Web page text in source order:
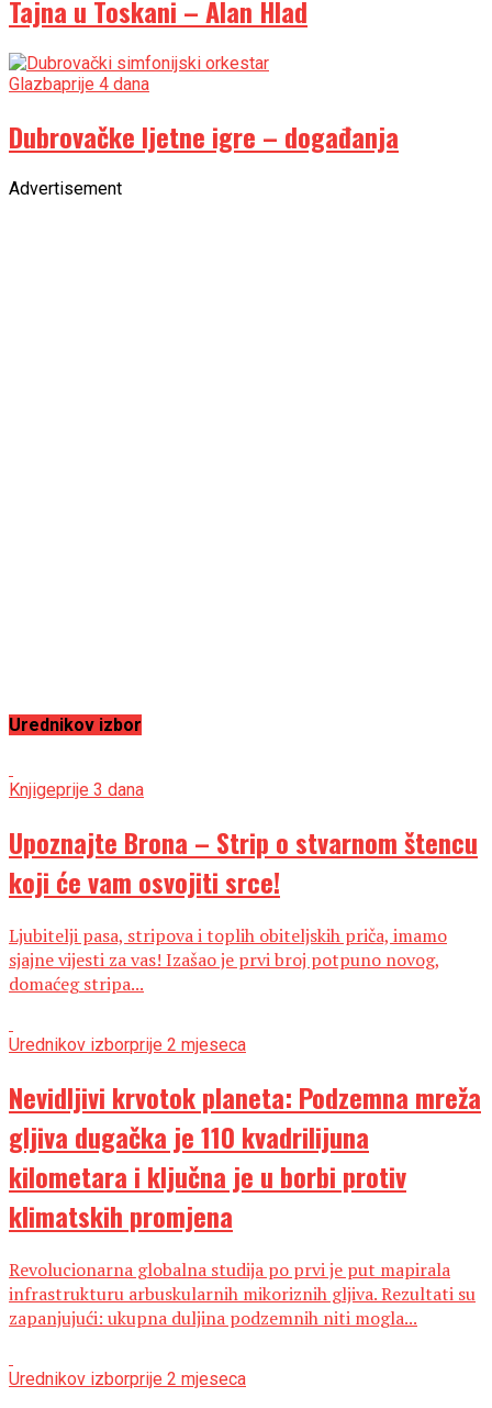
Tajna u Toskani – Alan Hlad
Glazbaprije 4 dana
Dubrovačke ljetne igre – događanja
Advertisement
Urednikov izbor
Knjigeprije 3 dana
Upoznajte Brona – Strip o stvarnom štencu
koji će vam osvojiti srce!
Ljubitelji pasa, stripova i toplih obiteljskih priča, imamo
sjajne vijesti za vas! Izašao je prvi broj potpuno novog,
domaćeg stripa...
Urednikov izborprije 2 mjeseca
Nevidljivi krvotok planeta: Podzemna mreža
gljiva dugačka je 110 kvadrilijuna
kilometara i ključna je u borbi protiv
klimatskih promjena
Revolucionarna globalna studija po prvi je put mapirala
infrastrukturu arbuskularnih mikoriznih gljiva. Rezultati su
zapanjujući: ukupna duljina podzemnih niti mogla...
Urednikov izborprije 2 mjeseca